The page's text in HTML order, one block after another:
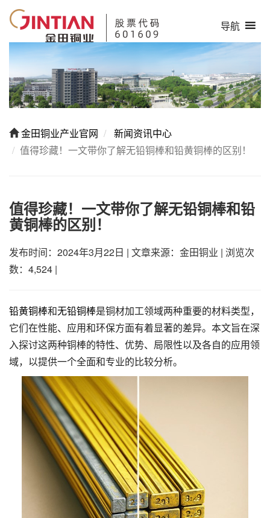
导航
金田铜业产业官网
新闻资讯中心
值得珍藏！一文带你了解无铅铜棒和铅黄铜棒的区别！
值得珍藏！一文带你了解无铅铜棒和铅
黄铜棒的区别！
发布时间：2024年3月22日 | 文章来源：金田铜业 | 浏览次
数：4,524 |
铅黄铜棒和无铅铜棒是铜材加工领域两种重要的材料类型，
它们在性能、应用和环保方面有着显著的差异。本文旨在深
入探讨这两种铜棒的特性、优势、局限性以及各自的应用领
域，以提供一个全面和专业的比较分析。